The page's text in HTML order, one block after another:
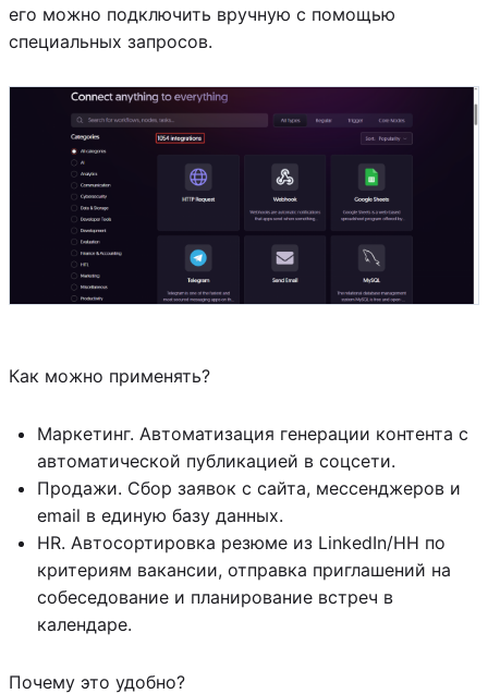
его можно подключить вручную с помощью
специальных запросов.
Как можно применять?
Маркетинг. Автоматизация генерации контента с
автоматической публикацией в соцсети.
Продажи. Сбор заявок с сайта, мессенджеров и
email в единую базу данных.
HR. Автосортировка резюме из LinkedIn/HH по
критериям вакансии, отправка приглашений на
собеседование и планирование встреч в
календаре.
Почему это удобно?